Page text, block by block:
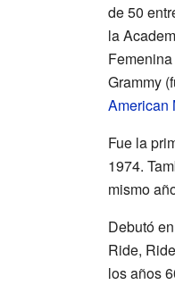
de 50
la
Grammy
American
Fue la
1974.
mismo
Debutó
Ride,
los años